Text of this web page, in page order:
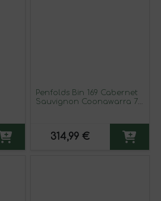
Penfolds Bin 169 Cabernet
Sauvignon Coonawarra 75
314,99 €